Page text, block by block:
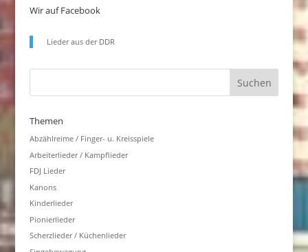
Wir auf Facebook
Lieder aus der DDR
Themen
Abzählreime / Finger- u. Kreisspiele
Arbeiterlieder / Kampflieder
FDJ Lieder
Kanons
Kinderlieder
Pionierlieder
Scherzlieder / Küchenlieder